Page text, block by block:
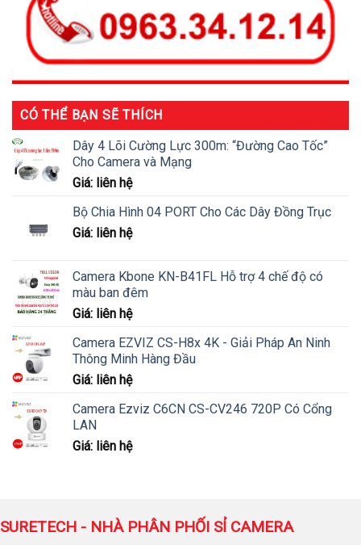
CÓ THỂ BẠN SẼ THÍCH
Dây 4 Lõi Cường Lực 300m: “Đường Cao Tốc”
Cho Camera và Mạng
Giá: liên hệ
Bộ Chia Hình 04 PORT Cho Các Dây Đồng Trục
Giá: liên hệ
Camera Kbone KN-B41FL Hỗ trợ 4 chế độ có
màu ban đêm
Giá: liên hệ
Camera EZVIZ CS-H8x 4K - Giải Pháp An Ninh
Thông Minh Hàng Đầu
Giá: liên hệ
Camera Ezviz C6CN CS-CV246 720P Có Cổng
LAN
Giá: liên hệ
SURETECH - NHÀ PHÂN PHỐI SỈ CAMERA